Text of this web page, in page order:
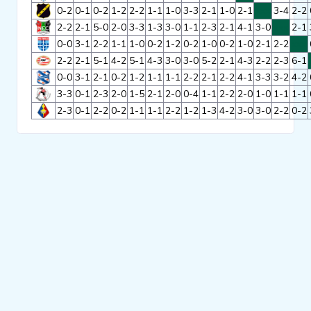
Clubs
Wedstrijden
Statistieken
0-2 0-1 0-2 1-2 2-2 1-1 1-0 3-3 2-1 1-0 2-1 3-4 2-2
2-2 2-1 5-0 2-0 3-3 1-3 3-0 1-1 2-3 2-1 4-1 3-0 2-1
0-0 3-1 2-2 1-1 1-0 0-2 1-2 0-2 1-0 0-2 1-0 2-1 2-2
2-2 2-1 5-1 4-2 5-1 4-3 3-0 3-0 5-2 2-1 4-3 2-2 2-3 6-1
0-0 3-1 2-1 0-2 1-2 1-1 1-1 2-2 2-1 2-2 4-1 3-3 3-2 4-2
3-3 0-1 2-3 2-0 1-5 2-1 2-0 0-4 1-1 2-2 2-0 1-0 1-1 1-1
2-3 0-1 2-2 0-2 1-1 1-1 2-2 1-2 1-3 4-2 3-0 3-0 2-2 0-2